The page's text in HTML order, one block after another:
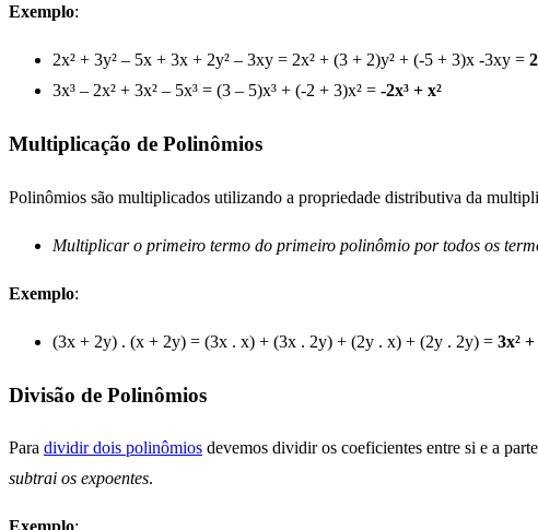
Exemplo:
2x² + 3y² – 5x + 3x + 2y² – 3xy = 2x² + (3 + 2)y² + (-5 + 3)x -3xy =
3x³ – 2x² + 3x² – 5x³ = (3 – 5)x³ + (-2 + 3)x² = -2x³ + x²
Multiplicação de Polinômios
Polinômios são multiplicados utilizando a propriedade distributiva da
Multiplicar o primeiro termo do primeiro polinômio por todos os
Exemplo:
(3x + 2y) . (x + 2y) = (3x . x) + (3x . 2y) + (2y . x) + (2y . 2y) = 3x²
Divisão de Polinômios
Para dividir dois polinômios devemos dividir os coeficientes entre si e a
subtrai os expoentes.